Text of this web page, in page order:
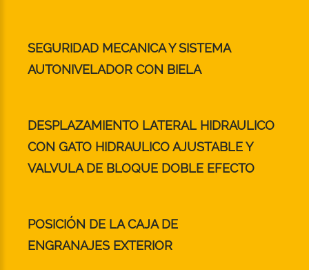
SEGURIDAD MECANICA Y SISTEMA
AUTONIVELADOR CON BIELA
DESPLAZAMIENTO LATERAL HIDRAULICO
CON GATO HIDRAULICO AJUSTABLE Y
VALVULA DE BLOQUE DOBLE EFECTO
POSICIÓN DE LA CAJA DE
ENGRANAJES EXTERIOR